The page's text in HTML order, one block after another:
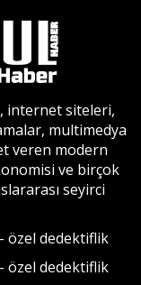
internet siteleri,
multimedya
veren modern
ve birçok
seyirci
özel dedektiflik
özel dedektiflik